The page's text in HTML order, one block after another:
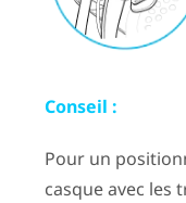
Conseil :
Pour un
casque avec les